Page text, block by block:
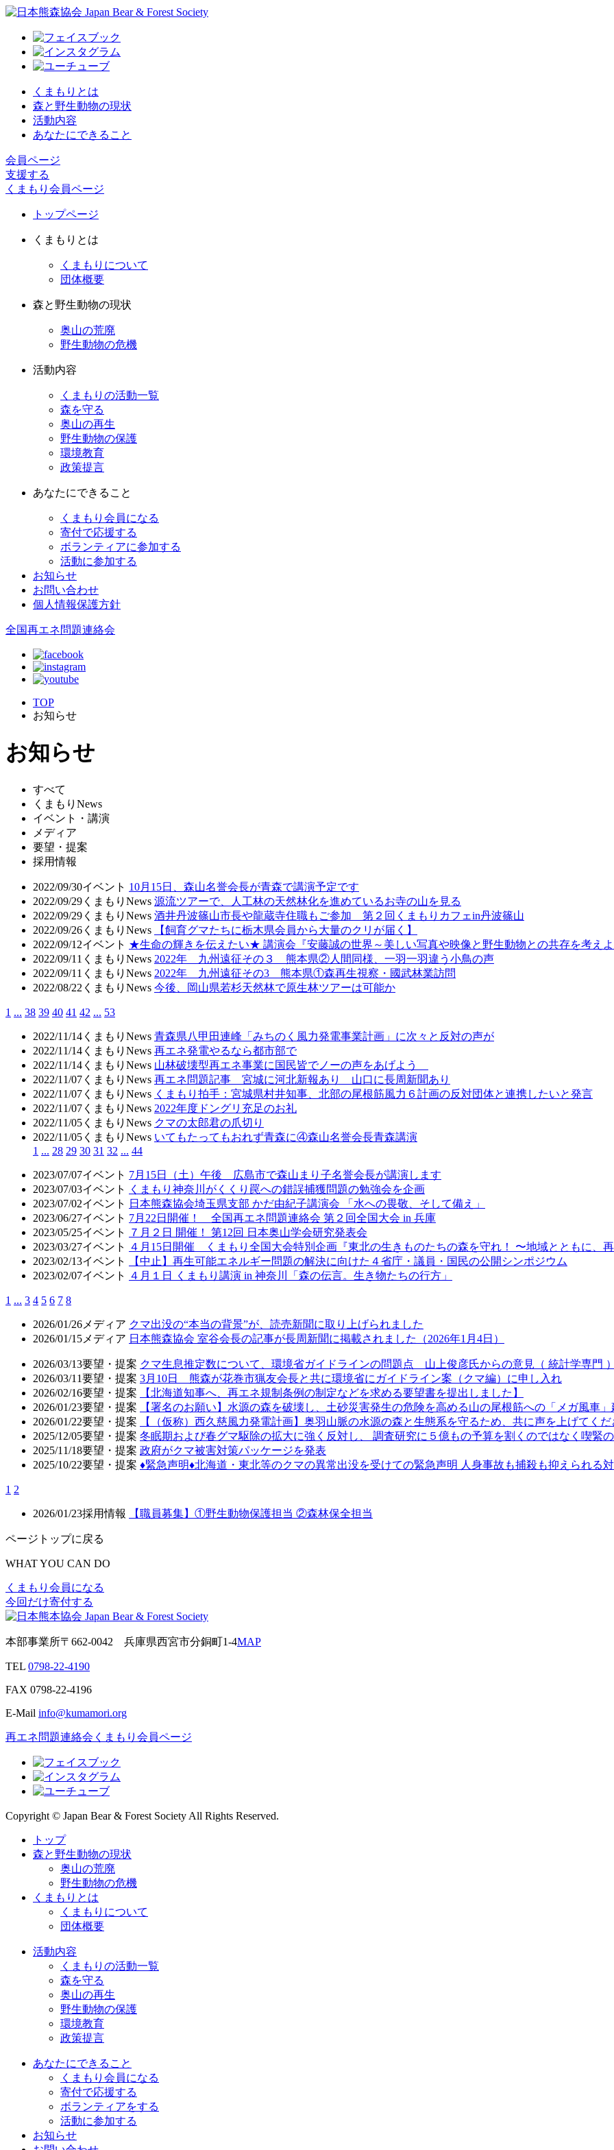
くまもりとは
森と野生動物の現状
活動内容
あなたにできること
会員ページ
支援する
くまもり会員ページ
トップページ
くまもりとは
くまもりについて
団体概要
森と野生動物の現状
奥山の荒廃
野生動物の危機
活動内容
くまもりの活動一覧
森を守る
奥山の再生
野生動物の保護
環境教育
政策提言
あなたにできること
くまもり会員になる
寄付で応援する
ボランティアに参加する
活動に参加する
お知らせ
お問い合わせ
個人情報保護方針
全国再エネ問題連絡会
TOP
お知らせ
お知らせ
すべて
くまもりNews
イベント・講演
メディア
要望・提案
採用情報
2022/09/30イベント 10月15日、森山名誉会長が青森で講演予定です
2022/09/29 くまもりNews 源流ツアーで、人工林の天然林化を進めているお寺の山を見る
2022/09/29 くまもりNews 酒井丹波篠山市長や龍蔵寺住職もご参加 第２回くまもりカフェin丹波篠山
2022/09/26 くまもりNews
【飼育グマたちに栃木県会員から大量のクリが届く】
2022/09/12イベント ★生命の輝きを伝えたい★ 講演会『安藤誠の世界～美しい写真や映像と野生動物との共存を考えよ
2022/09/11 くまもりNews 2022年 九州遠征その３ 熊本県②人間同様、一羽一羽違う小鳥の声
2022/09/11 くまもりNews 2022年 九州遠征その3 熊本県①森再生視察・國武林業訪問
2022/08/22 くまもりNews 今後、岡山県若杉天然林で原生林ツアーは可能か
1 ... 38 39 40 41 42 ... 53
2022/11/14 くまもりNews 青森県八甲田連峰「みちのく風力発電事業計画」に次々と反対の声が
2022/11/14 くまもりNews 再エネ発電やるなら都市部で
2022/11/14 くまもりNews 山林破壊型再エネ事業に国民皆でノーの声をあげよう
2022/11/07 くまもりNews 再エネ問題記事 宮城に河北新報あり 山口に長周新聞あり
2022/11/07 くまもりNews くまもり拍手：宮城県村井知事、北部の尾根筋風力６計画の反対団体と連携したいと発言
2022/11/07 くまもりNews 2022年度ドングリ充足のお礼
2022/11/05 くまもりNews クマの太郎君の爪切り
2022/11/05 くまもりNews いてもたってもおれず青森に④森山名誉会長青森講演
1 ... 28 29 30 31 32 ... 44
2023/07/07イベント 7月15日（土）午後 広島市で森山まり子名誉会長が講演します
2023/07/03イベント
くまもり神奈川がくくり罠への錯誤捕獲問題の勉強会を企画
2023/07/02イベント
日本熊森協会埼玉県支部 かだ由紀子講演会 「水への畏敬、そして備え」
2023/06/27イベント 7月22日開催！ 全国再エネ問題連絡会 第２回全国大会 in 兵庫
2023/05/25イベント
７月２日 開催！ 第12回 日本奥山学会研究発表会
2023/03/27イベント
４月15日開催 くまもり全国大会特別企画『東北の生きものたちの森を守れ！ 〜地域とともに、
2023/02/13イベント
【中止】再生可能エネルギー問題の解決に向けた４省庁・議員・国民の公開シンポジウム
2023/02/07イベント ４月１日 くまもり講演 in 神奈川「森の伝言。生き物たちの行方」
1 ... 3 4 5 6 7 8
2026/01/26 メディア クマ出没の“本当の背景”が、読売新聞に取り上げられました
2026/01/15 メディア 日本熊森協会 室谷会長の記事が長周新聞に掲載されました（2026年1月4日）
2026/03/13要望・提案 クマ生息推定数について、環境省ガイドラインの問題点 山上俊彦氏からの意見（ 統計学専門 ）
2026/03/11要望・提案 3月10日 熊森が花巻市猟友会長と共に環境省にガイドライン案（クマ編）に申し入れ
2026/02/16要望・提案
【北海道知事へ、再エネ規制条例の制定などを求める要望書を提出しました】
2026/01/23要望・提案
【署名のお願い】水源の森を破壊し、土砂災害発生の危険を高める山の尾根筋への「メガ風車
2026/01/22要望・提案
【（仮称）西久慈風力発電計画】奥羽山脈の水源の森と生態系を守るため、共に声を上げてくだ
2025/12/05要望・提案 冬眠期および春グマ駆除の拡大に強く反対し、 調査研究に５億もの予算を割くのではなく喫緊
2025/11/18要望・提案 政府がクマ被害対策パッケージを発表
2025/10/22要望・提案 ♦️緊急声明♦️北海道・東北等のクマの異常出没を受けての緊急声明 人身事故も捕殺も抑えられる
1 2
2026/01/23採用情報 【職員募集】①野生動物保護担当 ②森林保全担当
ページトップに戻る
WHAT YOU CAN DO
くまもり会員になる
今回だけ寄付する
本部事業所〒662-0042 兵庫県西宮市分銅町1-4MAP
TEL 0798-22-4190
FAX 0798-22-4196
E-Mail info@kumamori.org
再エネ問題連絡会 くまもり会員ページ
Copyright © Japan Bear & Forest Society All Rights Reserved.
トップ
森と野生動物の現状
奥山の荒廃
野生動物の危機
くまもりとは
くまもりについて
団体概要
活動内容
くまもりの活動一覧
森を守る
奥山の再生
野生動物の保護
環境教育
政策提言
あなたにできること
くまもり会員になる
寄付で応援する
ボランティアをする
活動に参加する
お知らせ